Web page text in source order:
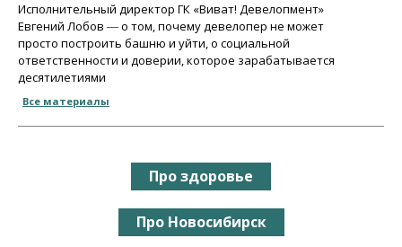
Исполнительный директор ГК «Виват! Девелопмент»
Евгений Лобов ― о том, почему девелопер не может
просто построить башню и уйти, о социальной
ответственности и доверии, которое зарабатывается
десятилетиями
Все материалы
Про здоровье
Про Новосибирск